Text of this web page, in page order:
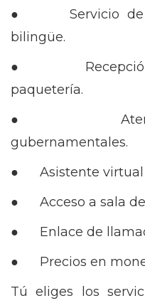
● Servicio de
bilingüe.
● Recepción
paquetería.
● Atención
gubernamentales.
● Asistente virtual
● Acceso a sala de
● Enlace de
● Precios en
Tú eliges los